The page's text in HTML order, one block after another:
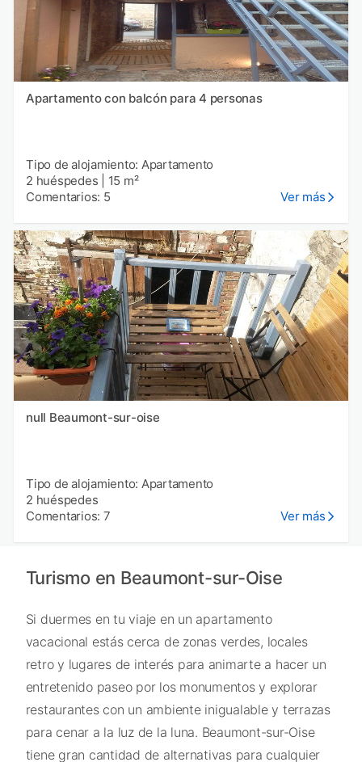
Apartamento con balcón para 4 personas
Tipo de alojamiento: Apartamento
2 huéspedes
15 m²
Comentarios: 5
Ver más
null Beaumont-sur-oise
Tipo de alojamiento: Apartamento
2 huéspedes
Comentarios: 7
Ver más
Turismo en Beaumont-sur-Oise
Si duermes en tu viaje en un apartamento
vacacional estás cerca de zonas verdes, locales
retro y lugares de interés para animarte a hacer un
entretenido paseo por los monumentos y explorar
restaurantes con un ambiente inigualable y terrazas
para cenar a la luz de la luna. Beaumont-sur-Oise
tiene gran cantidad de alternativas para cualquier